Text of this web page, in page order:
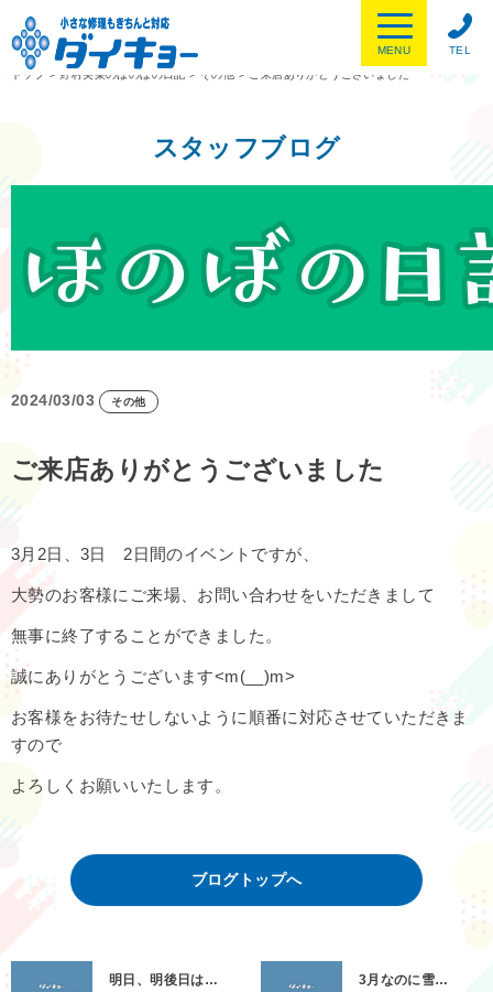
TEL
MENU
トップ
>野村美菜のほのぼの日記 > その他 > ご来店ありがとうございました
スタッフブログ
2024/03/03 その他
ご来店ありがとうございました
3月2日、3日 2日間のイベントですが、
大勢のお客様にご来場、お問い合わせをいただきまして
無事に終了することができました。
誠にありがとうございます<m(__)m>
お客様をお待たせしないように順番に対応させていただきま
すので
よろしくお願いいたします。
ブログトップへ
明日、明後日は…
3月なのに雪…